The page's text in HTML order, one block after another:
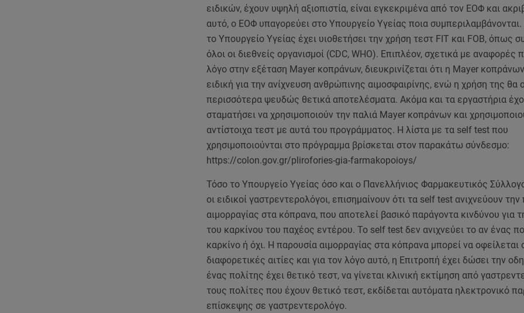
ειδικών, έχουν υψηλή αξιοπιστία, είναι εγκεκριμένα από τον ΕΟΦ και
αυτό, ο ΕΟΦ υπαγορεύει στο Υπουργείο Υγείας ποια συμπεριλαμβάνονται.
το Υπουργείο Υγείας έχει υιοθετήσει την χρήση τεστ FIT και FOB, όπως
όλοι οι διεθνείς οργανισμοί (CDC, WHO). Επιπλέον, σχετικά με αναφορές
λόγο στην εξέταση Mayer κοπράνων, διευκρινίζεται ότι η Mayer κοπράνων
ειδική για την ανίχνευση ανθρώπινης αιμοσφαιρίνης, ενώ η χρήση της θα
περισσότερα ψευδώς θετικά αποτελέσματα. Ακόμα και τα εργαστήρια
σταματήσει να χρησιμοποιούν την παλιά Mayer κοπράνων και
αντίστοιχα τεστ με αυτά του προγράμματος. Η λίστα με τα self test που
χρησιμοποιούνται στο πρόγραμμα βρίσκεται στον παρακάτω σύνδεσμο:
https://colon.gov.gr/plirofories-gia-farmakopoioys/
Τόσο το Υπουργείο Υγείας όσο και ο Πανελλήνιος Φαρμακευτικός
οι ειδικοί γαστρεντερολόγοι, επισημαίνουν ότι τα self test ανιχνεύουν
αιμορραγίας στα κόπρανα, που αποτελεί βασικό παράγοντα κινδύνου για
του καρκίνου του παχέος εντέρου. Το self test δεν ανιχνεύει το αν ένας
καρκίνο ή όχι. Η παρουσία αιμορραγίας στα κόπρανα μπορεί να οφείλεται
διαφορετικές αιτίες και για τον λόγο αυτό, η Επιτροπή έχει δώσει την
ένας πολίτης έχει θετικό τεστ, να γίνεται κλινική εκτίμηση από
τους πολίτες που έχουν θετικό τεστ, εκδίδεται αυτόματα ηλεκτρονικό
επίσκεψης σε γαστρεντερολόγο.